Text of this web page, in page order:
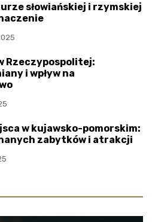
słowiańskiej i rzymskiej
Rzeczypospolitej:
i wpływ na
w kujawsko-pomorskim:
zabytków i atrakcji